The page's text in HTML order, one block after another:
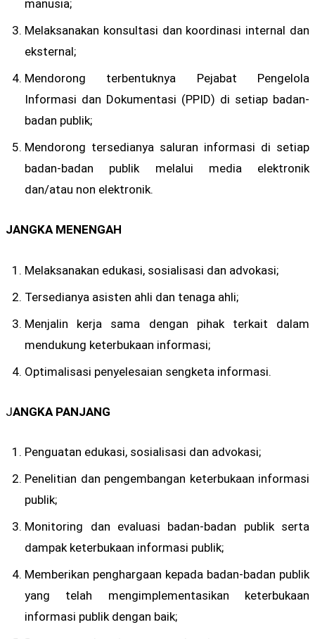
manusia;
Melaksanakan konsultasi dan koordinasi internal dan
eksternal;
Mendorong terbentuknya Pejabat Pengelola
Informasi dan Dokumentasi (PPID) di setiap badan-
badan publik;
Mendorong tersedianya saluran informasi di setiap
badan-badan publik melalui media elektronik
dan/atau non elektronik.
JANGKA MENENGAH
Melaksanakan edukasi, sosialisasi dan advokasi;
Tersedianya asisten ahli dan tenaga ahli;
Menjalin kerja sama dengan pihak terkait dalam
mendukung keterbukaan informasi;
Optimalisasi penyelesaian sengketa informasi.
JANGKA PANJANG
Penguatan edukasi, sosialisasi dan advokasi;
Penelitian dan pengembangan keterbukaan informasi
publik;
Monitoring dan evaluasi badan-badan publik serta
dampak keterbukaan informasi publik;
Memberikan penghargaan kepada badan-badan publik
yang telah mengimplementasikan keterbukaan
informasi publik dengan baik;